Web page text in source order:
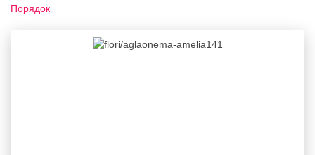
Порядок